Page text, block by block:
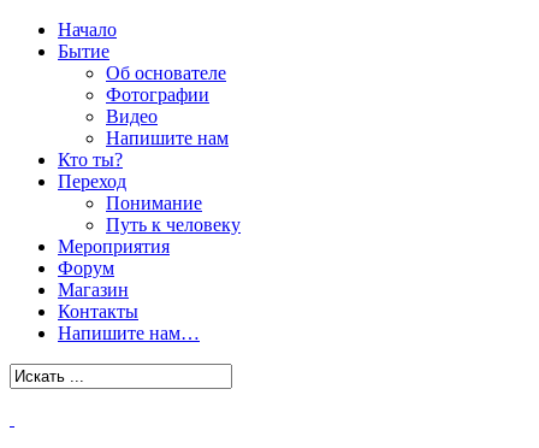
Начало
Бытие
Об основателе
Фотографии
Видео
Напишите нам
Кто ты?
Переход
Понимание
Путь к человеку
Мероприятия
Форум
Магазин
Контакты
Напишите нам…